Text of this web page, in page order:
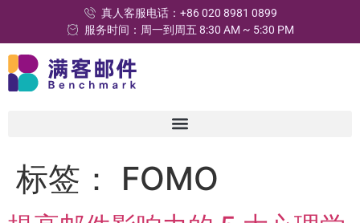
真人客服电话：+86 020 8981 0899
服务时间：周一到周五 8:30 AM ~ 5:30 PM
标签： FOMO